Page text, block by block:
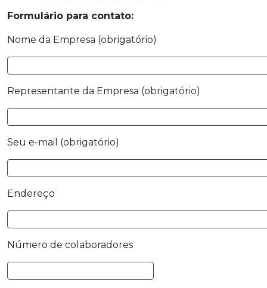
Formulário para contato:
Nome da Empresa (obrigatório)
Representante da Empresa (obrigatório)
Seu e-mail (obrigatório)
Endereço
Número de colaboradores